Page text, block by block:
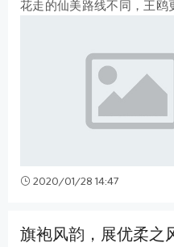
花走的仙美路线不同，王鸥
2020/01/28 14:47
旗袍风韵，展优柔之